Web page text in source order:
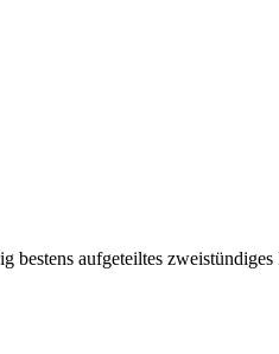
bestens aufgeteiltes